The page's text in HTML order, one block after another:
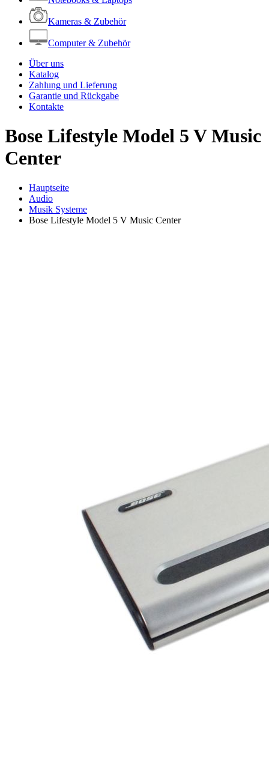
Kameras & Zubehör
Computer & Zubehör
Über uns
Katalog
Zahlung und Lieferung
Garantie und Rückgabe
Kontakte
Bose Lifestyle Model 5 V Music
Center
Hauptseite
Audio
Musik Systeme
Bose Lifestyle Model 5 V Music Center